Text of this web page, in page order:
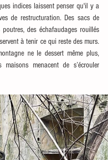
indices laissent penser qu'il y a
de restructuration. Des sacs de
poutres, des échafaudages rouillés
à tenir ce qui reste des murs.
ne le dessert même plus,
maisons menacent de s’écrouler